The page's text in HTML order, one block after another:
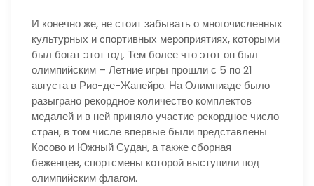
И конечно же, не стоит забывать о многочисленных
культурных и спортивных мероприятиях, которыми
был богат этот год. Тем более что этот он был
олимпийским – Летние игры прошли с 5 по 21
августа в Рио-де-Жанейро. На Олимпиаде было
разыграно рекордное количество комплектов
медалей и в ней приняло участие рекордное число
стран, в том числе впервые были представлены
Косово и Южный Судан, а также сборная
беженцев, спортсмены которой выступили под
олимпийским флагом.